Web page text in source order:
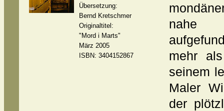
Übersetzung:
Bernd Kretschmer
Originaltitel:
"Mord i Marts"
März 2005
ISBN: 3404152867
nahe
mehr
seinem
Maler
der